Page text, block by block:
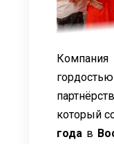
который
года в